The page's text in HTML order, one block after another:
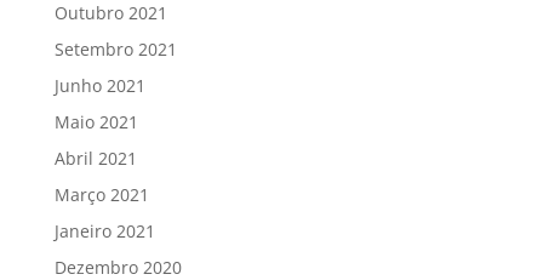
Outubro 2021
Setembro 2021
Junho 2021
Maio 2021
Abril 2021
Março 2021
Janeiro 2021
Dezembro 2020